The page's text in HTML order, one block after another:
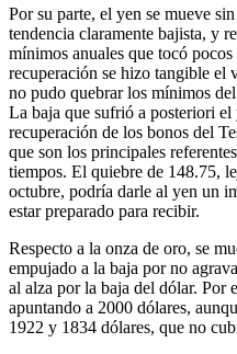
Por su parte, el yen se mueve
tendencia claramente bajista, y
mínimos anuales que tocó
recuperación se hizo tangible el
no pudo quebrar los mínimos
La baja que sufrió a posteriori el
recuperación de los bonos del
que son los principales
tiempos. El quiebre de 148.75,
octubre, podría darle al yen un
estar preparado para recibir.
Respecto a la onza de oro, se
empujado a la baja por no
al alza por la baja del dólar. Por
apuntando a 2000 dólares,
1922 y 1834 dólares, que no